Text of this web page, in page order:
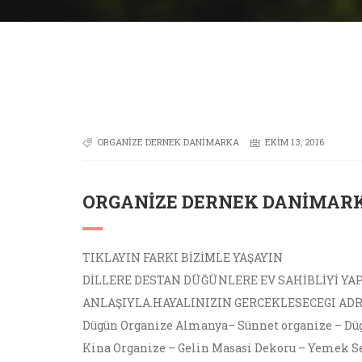
ORGANIZE DERNEK DANIMARKA EKIM 13, 2016
ORGANIZE DERNEK
TIKLAYIN FARKI BİZİMLE YAŞAYIN
DİLLERE DESTAN DÜĞÜNLERE EV SAHİBLİYİ
ANLAŞIYLA.HAYALINIZIN GERCEKLESECEGI
Dügün Organize Almanya– Sünnet organize –
Kina Organize – Gelin Masasi Dekoru – Yemek